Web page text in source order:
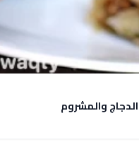
والمشروم